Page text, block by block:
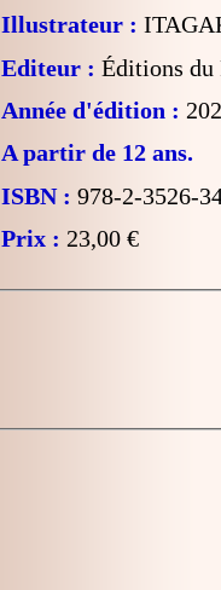
Illustrateur :
Editeur : Éditions du
Année d'édition :
A partir de 12 ans.
ISBN : 978-2-3526-
Prix : 23,00 €